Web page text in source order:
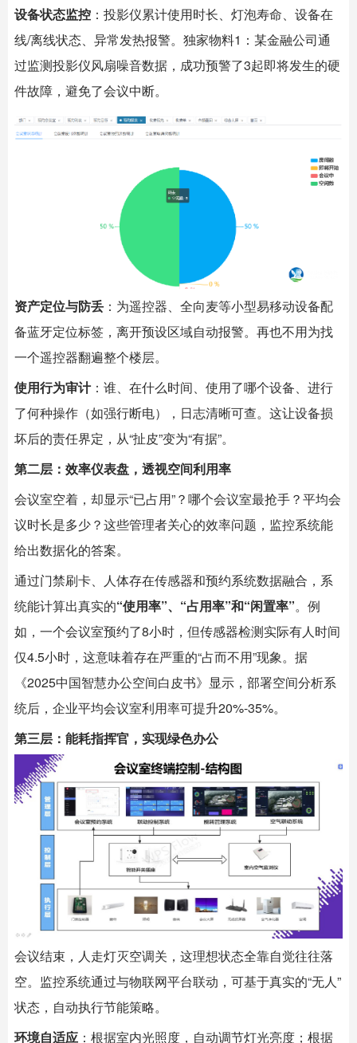
设备状态监控 ：投影仪累计使用时长、灯泡寿命、设备在
线/离线状态、异常发热报警。独家物料1：某金融公司通
过监测投影仪风扇噪音数据，成功预警了3起即将发生的硬
件故障，避免了会议中断。
资产定位与防丢 ：为遥控器、全向麦等小型易移动设备配
备蓝牙定位标签，离开预设区域自动报警。再也不用为找
一个遥控器翻遍整个楼层。
使用行为审计：谁、在什么时间、使用了哪个设备、进行
了何种操作（如强行断电），日志清晰可查。这让设备损
坏后的责任界定，从“扯皮”变为“有据”。
第二层：效率仪表盘，透视空间利用率
会议室空着，却显示“已占用”？哪个会议室最抢手？平均会
议时长是多少？这些管理者关心的效率问题，监控系统能
给出数据化的答案。
通过门禁刷卡、人体存在传感器和预约系统数据融合，系
统能计算出真实的“使用率”、“占用率”和“闲置率”。例
如，一个会议室预约了8小时，但传感器检测实际有人时间
仅4.5小时，这意味着存在严重的“占而不用”现象。据
《2025中国智慧办公空间白皮书》显示，部署空间分析系
统后，企业平均会议室利用率可提升20%-35%。
第三层：能耗指挥官，实现绿色办公
会议结束，人走灯灭空调关，这理想状态全靠自觉往往落
空。监控系统通过与物联网平台联动，可基于真实的“无人”
状态，自动执行节能策略。
环境自适应 ：根据室内光照度，自动调节灯光亮度；根据